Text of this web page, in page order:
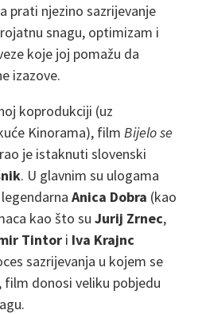
prati njezino sazrijevanje
snagu, optimizam i
koje joj pomažu da
izazove.
koprodukciji (uz
Kinorama), film Bijelo se
je istaknuti slovenski
. U glavnim su ulogama
Anica Dobra (kao
kao što su Jurij Zrnec,
Tintor i Iva Krajnc
sazrijevanja u kojem se
donosi veliku pobjedu